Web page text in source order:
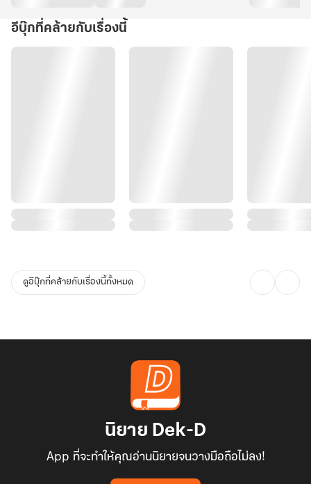
อีบุ๊กที่คล้ายกับเรื่องนี้
ดูอีบุ๊กที่คล้ายกับเรื่องนี้ทั้งหมด
นิยาย Dek-D
App ที่จะทำให้คุณอ่านนิยายจนวางมือถือไม่ลง!